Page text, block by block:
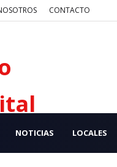
CONTACTO
NOTICIAS LOCALES